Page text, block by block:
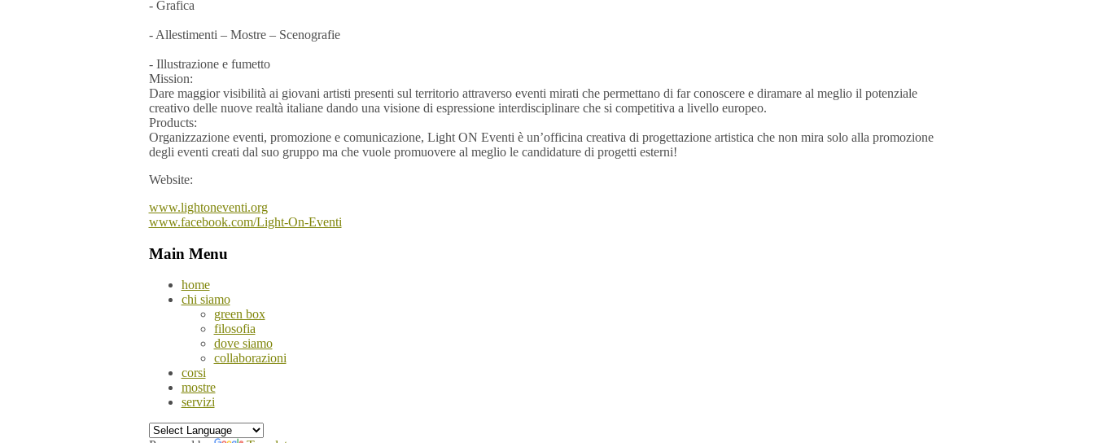
- Grafica
- Allestimenti – Mostre – Scenografie
- Illustrazione e fumetto
Mission:
Dare maggior visibilità ai giovani artisti presenti sul territorio attraverso eventi mirati che permettano di far conoscere e diramare al meglio il potenziale
creativo delle nuove realtà italiane dando una visione di espressione interdisciplinare che si competitiva a livello europeo.
Products:
Organizzazione eventi, promozione e comunicazione, Light ON Eventi è un’officina creativa di progettazione artistica che non mira solo alla promozione
degli eventi creati dal suo gruppo ma che vuole promuovere al meglio le candidature di progetti esterni!
Website:
www.lightoneventi.org
www.facebook.com/Light-On-Eventi
Main Menu
home
chi siamo
green box
filosofia
dove siamo
collaborazioni
corsi
mostre
servizi